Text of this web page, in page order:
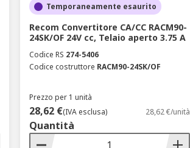
Temporaneamente esaurito
Recom Convertitore CA/CC RACM90-
24SK/OF 24V cc, Telaio aperto 3.75 A
Codice RS 274-5406
Codice costruttore RACM90-24SK/OF
Prezzo per 1 unità
28,62 €(IVA esclusa) 28,62 €/unità
Quantità